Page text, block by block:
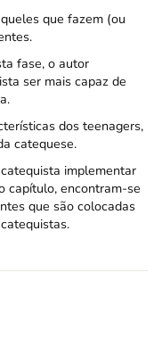
que fazem (ou
fase, o autor
ser mais capaz de
dos teenagers,
catequese.
implementar
capítulo, encontram-se
que são colocadas